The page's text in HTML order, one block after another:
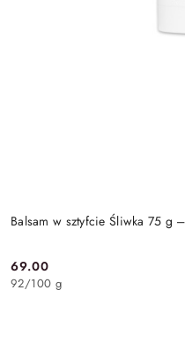
Balsam w sztyfcie Śliwka 75 g
Cena:
69.00
92/100 g